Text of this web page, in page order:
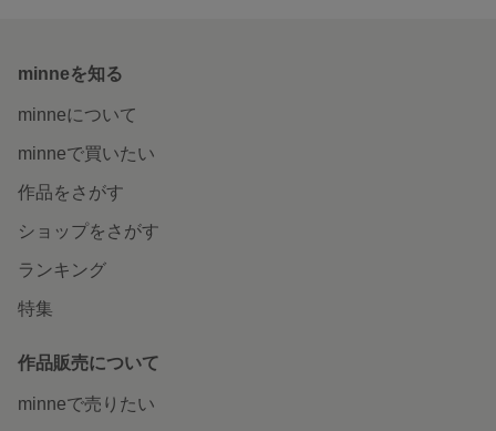
minneを知る
minneについて
minneで買いたい
作品をさがす
ショップをさがす
ランキング
特集
作品販売について
minneで売りたい